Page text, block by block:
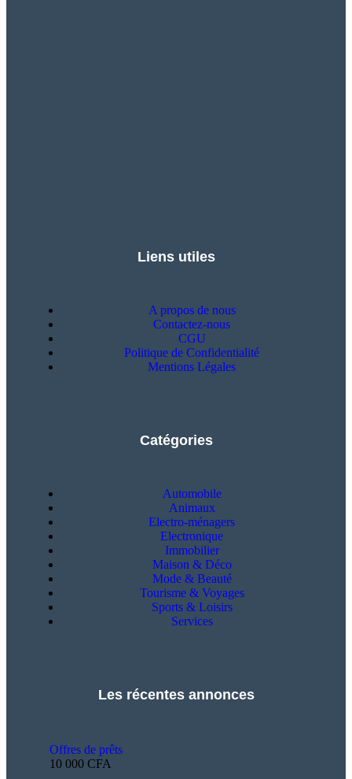
Liens utiles
A propos de nous
Contactez-nous
CGU
Politique de Confidentialité
Mentions Légales
Catégories
Automobile
Animaux
Electro-ménagers
Electronique
Immobilier
Maison & Déco
Mode & Beauté
Tourisme & Voyages
Sports & Loisirs
Services
Les récentes annonces
Offres de prêts
10 000 CFA